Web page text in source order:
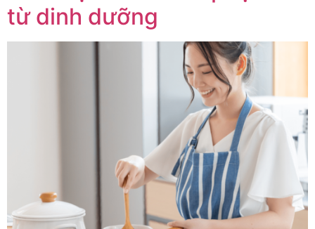
từ dinh dưỡng